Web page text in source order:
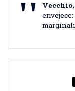
Vecchio,